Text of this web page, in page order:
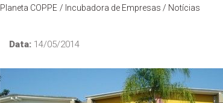
Planeta COPPE / Incubadora de Empresas / Notícias
Data:14/05/2014